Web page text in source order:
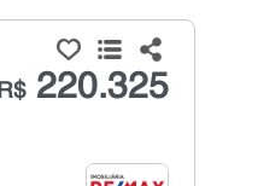
R$220.325